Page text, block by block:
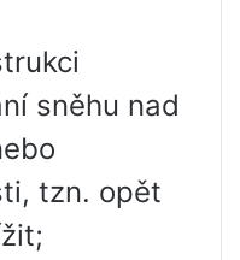
sněhu nad
tzn. opět